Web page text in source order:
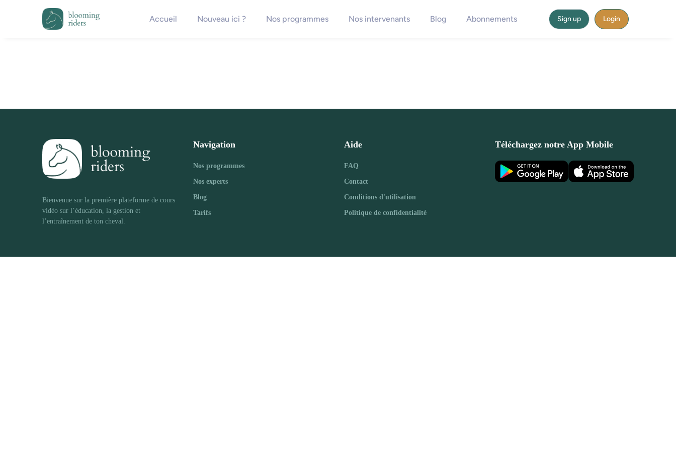
Accueil Nouveau ici ? Nos programmes Nos intervenants Blog Abonnements Sign up Login
Bienvenue sur la première plateforme de cours
vidéo sur l’éducation, la gestion et
Navigation
Nos programmes
Nos experts
Blog
Tarifs
Aide
FAQ
Contact
Conditions d'utilisation
Politique de confidentialité
Téléchargez notre App Mobile